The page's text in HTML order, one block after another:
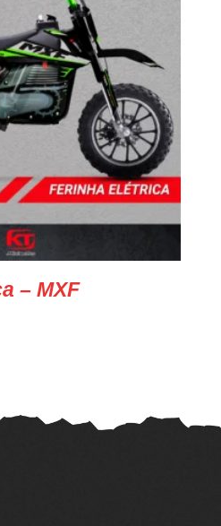
– MXF